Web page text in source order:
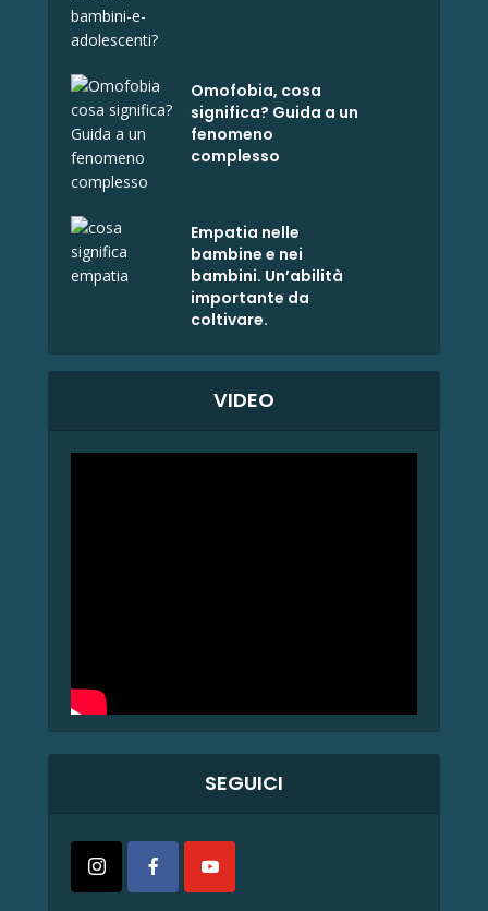
Omofobia, cosa
significa? Guida a un
fenomeno
complesso
Empatia nelle
bambine e nei
bambini. Un’abilità
importante da
coltivare.
VIDEO
SEGUICI